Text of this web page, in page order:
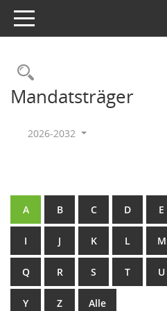
Toggle navigation
Rechercheauswahl
Mandatsträger
2026-2032
A B C D E
I J K L M
Q R S T U
Y Z Alle